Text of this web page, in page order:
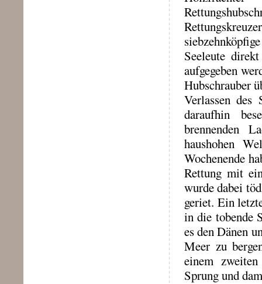
Seeleute
aufgegeben
Hubschrauber
Verlassen des
daraufhin
brennenden
haushohen
Wochenende
Rettung mit
wurde dabei
geriet. Ein
in die tobende
es den Dänen
Meer zu
einem
Sprung und